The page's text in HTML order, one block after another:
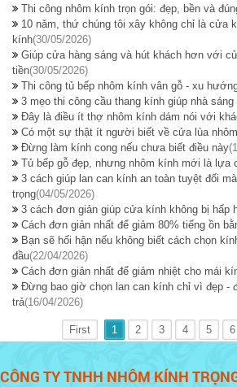
Thi công nhôm kính trọn gói: đẹp, bền và
10 năm, thứ chúng tôi xây không chỉ là cửa
kính(30/05/2026)
Giúp cửa hàng sáng và hút khách hơn với
tiền(30/05/2026)
Thi công tủ bếp nhôm kính vân gỗ - xu
3 mẹo thi công cầu thang kính giúp nhà
Đây là điều ít thợ nhôm kính dám nói với
Có một sự thật ít người biết về cửa lùa
Đừng làm kính cong nếu chưa biết điều này
Tủ bếp gỗ đẹp, nhưng nhôm kính mới là lựa
3 cách giúp lan can kính an toàn tuyệt đối
trọng(04/05/2026)
3 cách đơn giản giúp cửa kính không bị hấp
Cách đơn giản nhất để giảm 80% tiếng ồn
Bạn sẽ hối hận nếu không biết cách chọn
đầu(22/04/2026)
Cách đơn giản nhất để giảm nhiệt cho mái
Đừng bao giờ chọn lan can kính chỉ vì đẹp -
trả(16/04/2026)
First 1 2 3 4 5 6
CÔNG TY TNHH NHÔM KÍNH